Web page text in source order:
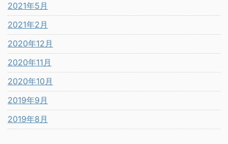
2021年5月
2021年2月
2020年12月
2020年11月
2020年10月
2019年9月
2019年8月